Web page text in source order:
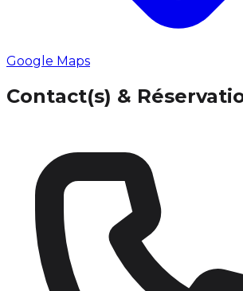
Google Maps
Contact(s) &